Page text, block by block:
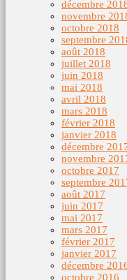
décembre
novembre
octobre 2018
septembre
août 2018
juillet 2018
juin 2018
mai 2018
avril 2018
mars 2018
février 2018
janvier 2018
décembre
novembre
octobre 2017
septembre
août 2017
juin 2017
mai 2017
mars 2017
février 2017
janvier 2017
décembre
octobre 2016